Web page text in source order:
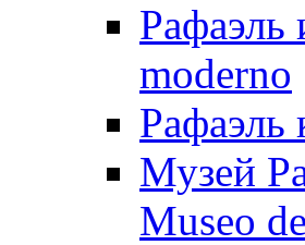
moderno
Рафаэль
Музей
Museo